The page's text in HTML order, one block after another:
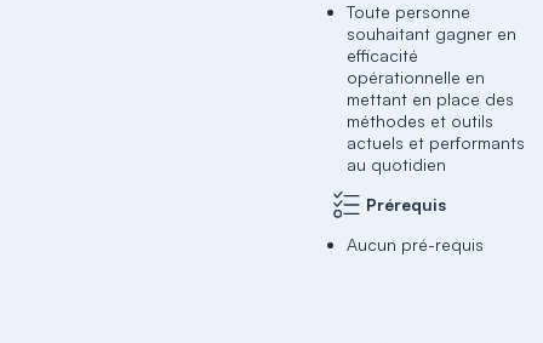
Toute personne
souhaitant gagner en
efficacité
opérationnelle en
mettant en place des
méthodes et outils
actuels et performants
au quotidien
Prérequis
Aucun pré-requis